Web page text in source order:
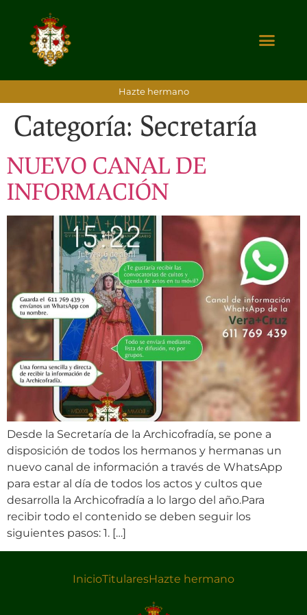
Hazte hermano
Categoría: Secretaría
NUEVO CANAL DE
INFORMACIÓN
Desde la Secretaría de la Archicofradía, se pone a
disposición de todos los hermanos y hermanas un
nuevo canal de información a través de WhatsApp
para estar al día de todos los actos y cultos que
desarrolla la Archicofradía a lo largo del año.Para
recibir todo el contenido se deben seguir los
siguientes pasos: 1. […]
InicioTitularesHazte hermano